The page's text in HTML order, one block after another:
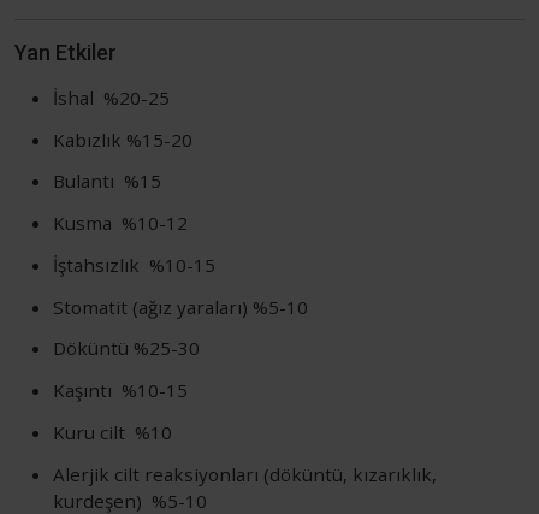
Yan Etkiler
İshal %20-25
Kabızlık %15-20
Bulantı %15
Kusma %10-12
İştahsızlık %10-15
Stomatit (ağız yaraları) %5-10
Döküntü %25-30
Kaşıntı %10-15
Kuru cilt %10
Alerjik cilt reaksiyonları (döküntü, kızarıklık,
kurdeşen) %5-10